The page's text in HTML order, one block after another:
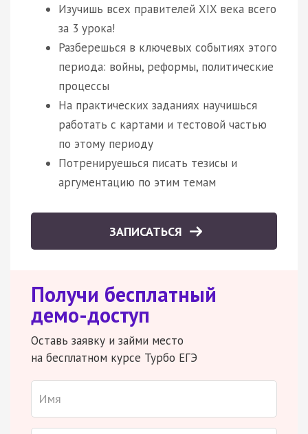
Изучишь всех правителей XIX века всего
за 3 урока!
Разберешься в ключевых событиях этого
периода: войны, реформы, политические
процессы
На практических заданиях научишься
работать с картами и тестовой частью
по этому периоду
Потренируешься писать тезисы и
аргументацию по этим темам
ЗАПИСАТЬСЯ
Получи бесплатный
демо-доступ
Оставь заявку и займи место
на бесплатном курсе Турбо ЕГЭ